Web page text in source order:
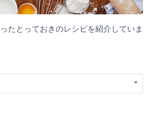
たとっておきのレシピを紹介していま